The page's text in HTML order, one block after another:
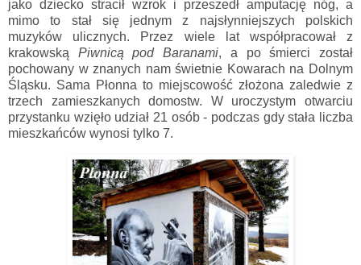
jako dziecko stracił wzrok i przeszedł amputację nóg, a
mimo to stał się jednym z najsłynniejszych polskich
muzyków ulicznych. Przez wiele lat współpracował z
krakowską Piwnicą pod Baranami, a po śmierci został
pochowany w znanych nam świetnie Kowarach na Dolnym
Śląsku. Sama Płonna to miejscowość złożona zaledwie z
trzech zamieszkanych domostw. W uroczystym otwarciu
przystanku wzięło udział 21 osób - podczas gdy stała liczba
mieszkańców wynosi tylko 7.